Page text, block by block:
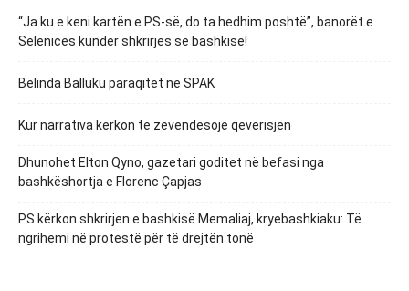
“Ja ku e keni kartën e PS-së, do ta hedhim poshtë”, banorët e
Selenicës kundër shkrirjes së bashkisë!
Belinda Balluku paraqitet në SPAK
Kur narrativa kërkon të zëvendësojë qeverisjen
Dhunohet Elton Qyno, gazetari goditet në befasi nga
bashkëshortja e Florenc Çapjas
PS kërkon shkrirjen e bashkisë Memaliaj, kryebashkiaku: Të
ngrihemi në protestë për të drejtën tonë